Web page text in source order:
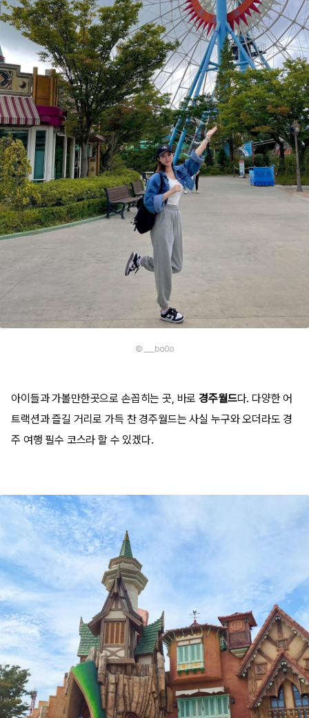
© ___bo0o
아이들과 가볼만한곳으로 손꼽히는 곳, 바로경주월드다. 다양한 어
트랙션과 즐길 거리로 가득 찬 경주월드는 사실 누구와 오더라도 경
주 여행 필수 코스라 할 수 있겠다.